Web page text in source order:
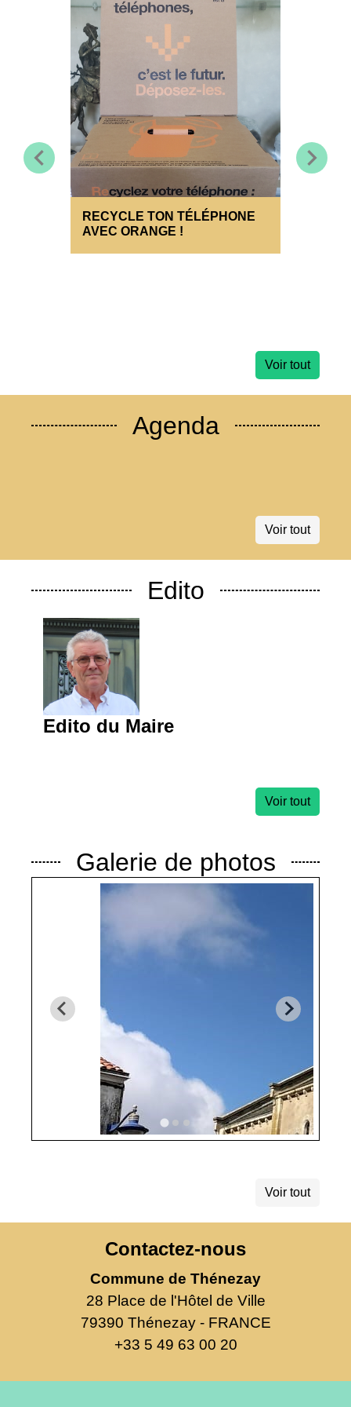
RECYCLE TON TÉLÉPHONE
AVEC ORANGE !
chevron_left chevron_right
Voir tout
Agenda
Voir tout
Edito
Edito du Maire
Voir tout
Galerie de photos
Voir tout
Contactez-nous
Commune de Thénezay
28 Place de l'Hôtel de Ville
79390 Thénezay - FRANCE
+33 5 49 63 00 20